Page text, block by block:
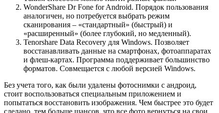
WonderShare Dr Fone for Android. Порядок пользования
аналогичен, но потребуется выбрать режим
сканирования – «стандартный» (быстрый) и
«расширенный» (более глубокий, но медленный).
Tenorshare Data Recovery для Windows. Позволяет
восстанавливать данные на смартфонах, фотоаппаратах
и флеш-картах. Программа поддерживает большинство
форматов. Совмещается с любой версией Windows.
Без учета того, как были удалены фотоснимки с андроид,
стоит воспользоваться специальным приложением и
попытаться восстановить изображения. Чем быстрее это будет
сделано, тем больше шансов, что все фото вернуться на свои